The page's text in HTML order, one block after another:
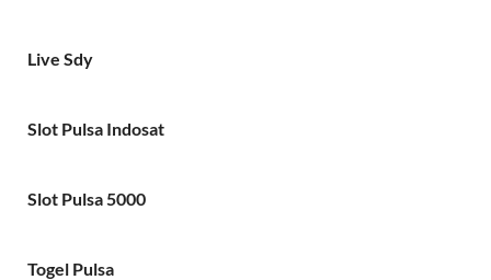
Live Sdy
Slot Pulsa Indosat
Slot Pulsa 5000
Togel Pulsa